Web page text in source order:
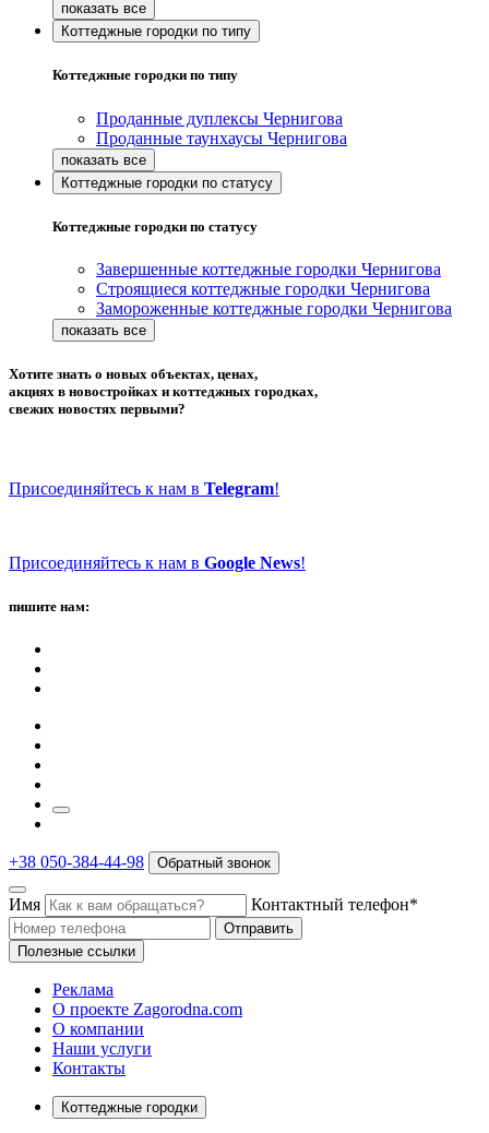
Коттеджные городки по типу
Коттеджные городки по типу
Проданные дуплексы Чернигова
Проданные таунхаусы Чернигова
Коттеджные городки по статусу
Коттеджные городки по статусу
Завершенные коттеджные городки Чернигова
Строящиеся коттеджные городки Чернигова
Замороженные коттеджные городки Чернигова
Хотите знать о новых объектах, ценах,
акциях в новостройках и коттеджных городках,
свежих новостях первыми?
Присоединяйтесь к нам в Telegram!
Присоединяйтесь к нам в Google News!
пишите нам:
+38 050-384-44-98 Обратный звонок
Имя Контактный телефон*
Отправить
Полезные ссылки
Реклама
О проекте Zagorodna.com
О компании
Наши услуги
Контакты
Коттеджные городки